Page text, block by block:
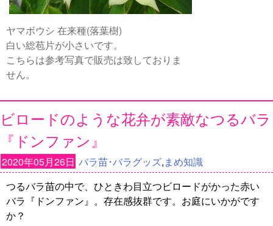
ヤマボウシ 在来種(落葉樹)
白い総苞片が小さいです。
こちらは参考写真で販売は致しておりま
せん。
ビロードのような花弁が素敵なつるバラ
『ドンファン』
2020年05月26日 バラ苗･バラグッズ,まめ知識
つるバラ苗の中で、ひときわ目立つビロードがかった赤い
バラ『ドンファン』。存在感抜群です。お庭にいかがです
か？